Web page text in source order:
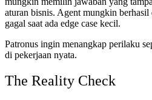
aturan bisnis. Agent mungkin berhasil
gagal saat ada edge case kecil.
Patronus ingin menangkap perilaku
di pekerjaan nyata.
The Reality Check